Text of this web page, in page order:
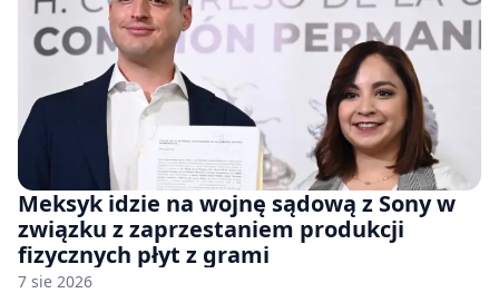
Meksyk idzie na wojnę sądową z Sony w
związku z zaprzestaniem produkcji
fizycznych płyt z grami
7 sie 2026